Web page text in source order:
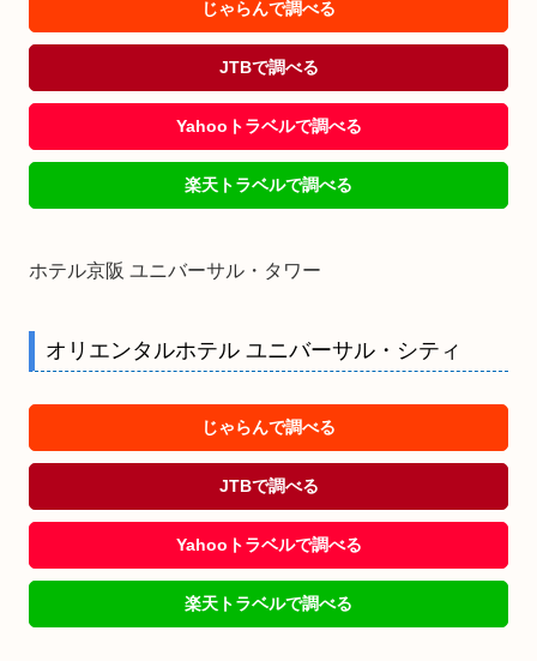
じゃらんで調べる
JTBで調べる
Yahooトラベルで調べる
楽天トラベルで調べる
ホテル京阪 ユニバーサル・タワー
オリエンタルホテル ユニバーサル・シティ
じゃらんで調べる
JTBで調べる
Yahooトラベルで調べる
楽天トラベルで調べる